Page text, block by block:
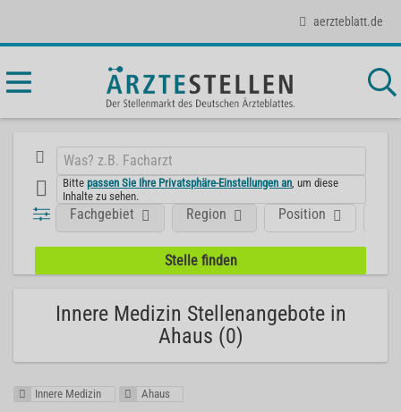
aerzteblatt.de
Bittepassen Sie Ihre Privatsphäre-Einstellungen an , um diese
Inhalte zu sehen.
Position
Fachgebiet Region
Innere Medizin Stellenangebote in
Ahaus (0)
Innere Medizin Ahaus